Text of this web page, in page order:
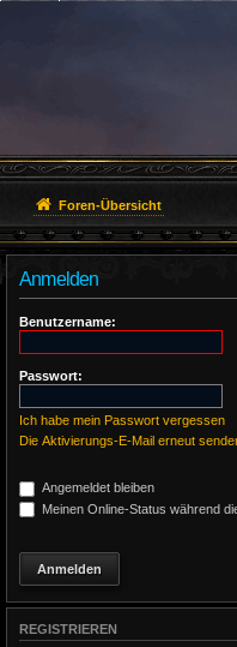
Foren-Übersicht
Anmelden
Benutzername:
Passwort:
Ich habe mein Passwort vergessen
Die Aktivierungs-E-Mail erneut
Angemeldet bleiben
Meinen Online-Status während
REGISTRIEREN